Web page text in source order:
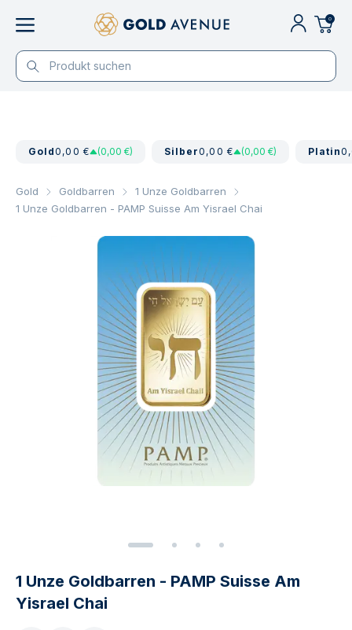
0
Gold0,00 € (0,00 €) Silber0,00 € (0,00 €) Platin
Gold Goldbarren
1 Unze Goldbarren
1 Unze Goldbarren - PAMP Suisse Am Yisrael Chai
1 Unze Goldbarren - PAMP Suisse Am
Yisrael Chai